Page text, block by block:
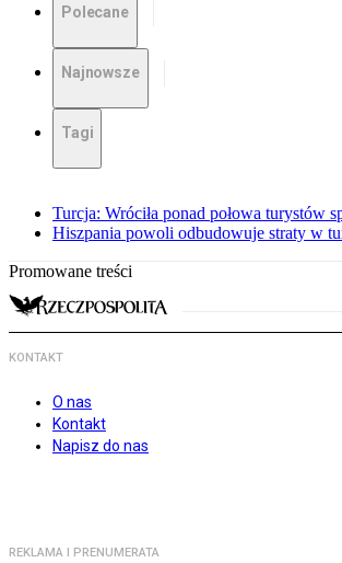
Polecane
Najnowsze
Tagi
Turcja: Wróciła ponad połowa turystów
Hiszpania powoli odbudowuje straty w
Promowane treści
KONTAKT
O nas
Kontakt
Napisz do nas
REKLAMA I PRENUMERATA